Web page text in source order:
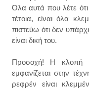
Όλα αυτά που λέτε
τέτοια, είναι όλα
πιστεύω ότι δεν
είναι δική του.
Προσοχή! Η κλοπή
εμφανίζεται στην
ρεφρέν είναι